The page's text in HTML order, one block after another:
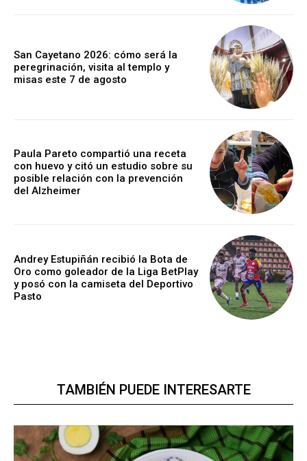
San Cayetano 2026: cómo será la
peregrinación, visita al templo y
misas este 7 de agosto
Paula Pareto compartió una receta
con huevo y citó un estudio sobre su
posible relación con la prevención
del Alzheimer
Andrey Estupiñán recibió la Bota de
Oro como goleador de la Liga BetPlay
y posó con la camiseta del Deportivo
Pasto
TAMBIÉN PUEDE INTERESARTE